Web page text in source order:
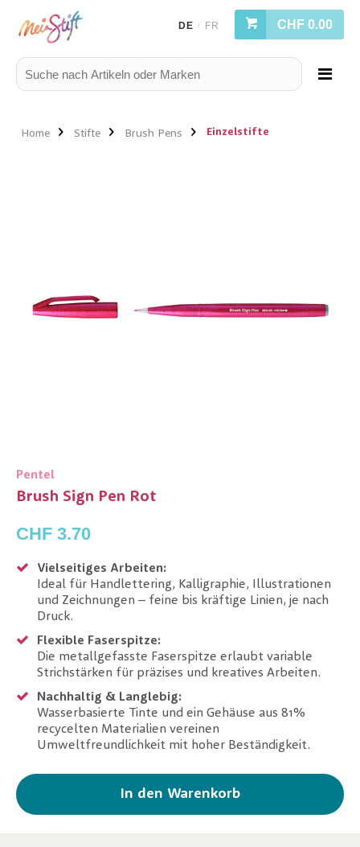
DE / FR CHF 0.00
Home Stifte Brush Pens Einzelstifte
Pentel
Brush Sign Pen Rot
CHF 3.70
Vielseitiges Arbeiten:
Ideal für Handlettering, Kalligraphie, Illustrationen
und Zeichnungen – feine bis kräftige Linien, je nach
Druck.
Flexible Faserspitze:
Die metallgefasste Faserspitze erlaubt variable
Strichstärken für präzises und kreatives Arbeiten.
Nachhaltig & Langlebig:
Wasserbasierte Tinte und ein Gehäuse aus 81%
recycelten Materialien vereinen
Umweltfreundlichkeit mit hoher Beständigkeit.
In den Warenkorb